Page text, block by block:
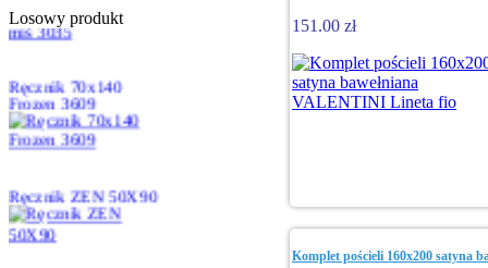
Losowy produkt
Ręcznik 70x140
Frozen 3609
Ręcznik ZEN 50X90
151.00 zł
Komplet pościeli 160x200 satyna